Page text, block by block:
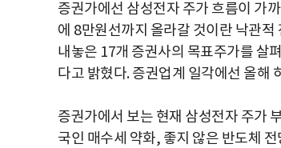
증권가에선 삼성전자 주가 흐름이 가
에 8만원선까지 올라갈 것이란 낙관
내놓은 17개 증권사의 목표주가를 살
다고 밝혔다. 증권업계 일각에선 올해
증권가에서 보는 현재 삼성전자 주가
국인 매수세 약화, 좋지 않은 반도체